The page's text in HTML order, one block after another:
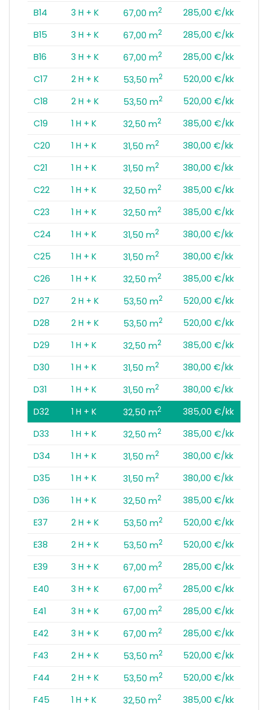
B14
3 H + K 67,00 m2
285,00 €/kk
B15
3 H + K 67,00 m2
285,00 €/kk
B16
3 H + K 67,00 m2
285,00 €/kk
C17
2 H + K 53,50 m2
520,00 €/kk
C18
2 H + K 53,50 m2
520,00 €/kk
C19
1 H + K 32,50 m2
385,00 €/kk
C20
1 H + K 31,50 m2
380,00 €/kk
C21
1 H + K 31,50 m2
380,00 €/kk
C22
1 H + K 32,50 m2
385,00 €/kk
C23
1 H + K 32,50 m2
385,00 €/kk
C24
1 H + K 31,50 m2
380,00 €/kk
C25
1 H + K 31,50 m2
380,00 €/kk
C26
1 H + K 32,50 m2
385,00 €/kk
D27
2 H + K 53,50 m2
520,00 €/kk
D28
2 H + K 53,50 m2
520,00 €/kk
D29
1 H + K 32,50 m2
385,00 €/kk
D30
1 H + K 31,50 m2
380,00 €/kk
D31
1 H + K 31,50 m2
380,00 €/kk
D32
1 H + K 32,50 m2
385,00 €/kk
D33
1 H + K 32,50 m2
385,00 €/kk
D34
1 H + K 31,50 m2
380,00 €/kk
D35
1 H + K 31,50 m2
380,00 €/kk
D36
1 H + K 32,50 m2
385,00 €/kk
E37
2 H + K 53,50 m2
520,00 €/kk
E38
2 H + K 53,50 m2
520,00 €/kk
E39
3 H + K 67,00 m2
285,00 €/kk
E40
3 H + K 67,00 m2
285,00 €/kk
E41
3 H + K 67,00 m2
285,00 €/kk
E42
3 H + K 67,00 m2
285,00 €/kk
F43
2 H + K 53,50 m2
520,00 €/kk
F44
2 H + K 53,50 m2
520,00 €/kk
F45
1 H + K 32,50 m2
385,00 €/kk